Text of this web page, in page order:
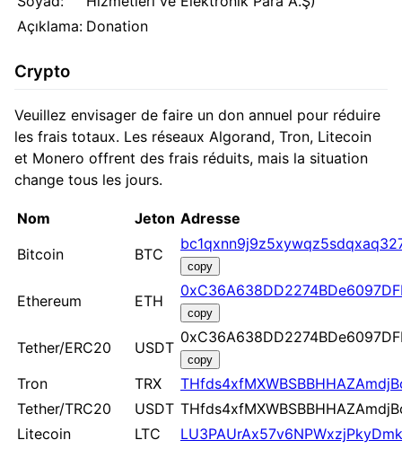
Açıklama: Donation
Crypto
Veuillez envisager de faire un don annuel pour réduire
les frais totaux. Les réseaux Algorand, Tron, Litecoin
et Monero offrent des frais réduits, mais la situation
change tous les jours.
Nom Jeton Adresse
Bitcoin
BTC
copy
Ethereum ETH
copy
Tether/ERC20 USDT
copy
Tron TRX
Tether/TRC20
USDT
Litecoin
LTC